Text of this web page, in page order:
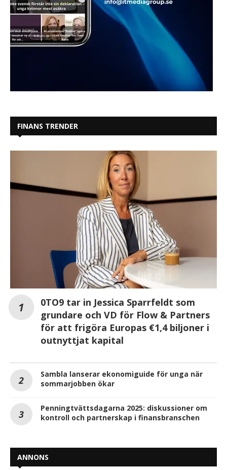
FINANS TRENDER
0TO9 tar in Jessica Sparrfeldt som
grundare och VD för Flow & Partners
för att frigöra Europas €1,4 biljoner i
outnyttjat kapital
Sambla lanserar ekonomiguide för unga när
sommarjobben ökar
Penningtvättsdagarna 2025: diskussioner om
kontroll och partnerskap i finansbranschen
ANNONS